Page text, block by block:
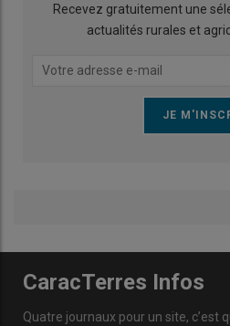
Recevez gratuitement une
actualités rurales et
CaracTerres Infos
Quatre journaux pour un site, c’est